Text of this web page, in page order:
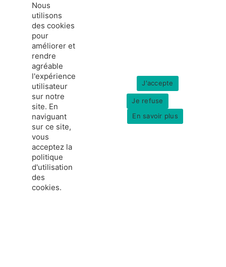
Nous
utilisons
des cookies
pour
améliorer et
rendre
agréable
l'expérience
utilisateur
sur notre
site. En
naviguant
sur ce site,
vous
acceptez la
politique
d'utilisation
des
cookies.
J'accepte
Je refuse
En savoir plus